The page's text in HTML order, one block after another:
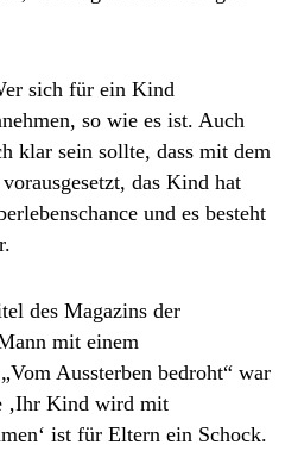
sich für ein Kind
so wie es ist. Auch
klar sein sollte, dass mit dem
das Kind hat
und es besteht
des Magazins der
mit einem
Aussterben bedroht“ war
‚Ihr Kind wird mit
ist für Eltern ein Schock.